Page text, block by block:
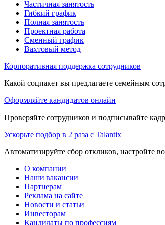
Частичная занятость
Гибкий график
Полная занятость
Проектная работа
Сменный график
Вахтовый метод
Корпоративная поддержка сотрудников
Какой соцпакет вы предлагаете семейным
Оформляйте кандидатов онлайн
Проверяйте сотрудников и подписывайте
Ускорьте подбор в 2 раза с Talantix
Автоматизируйте сбор откликов, настройте
О компании
Наши вакансии
Партнерам
Реклама на сайте
Новости и статьи
Инвесторам
Кандидаты по профессиям